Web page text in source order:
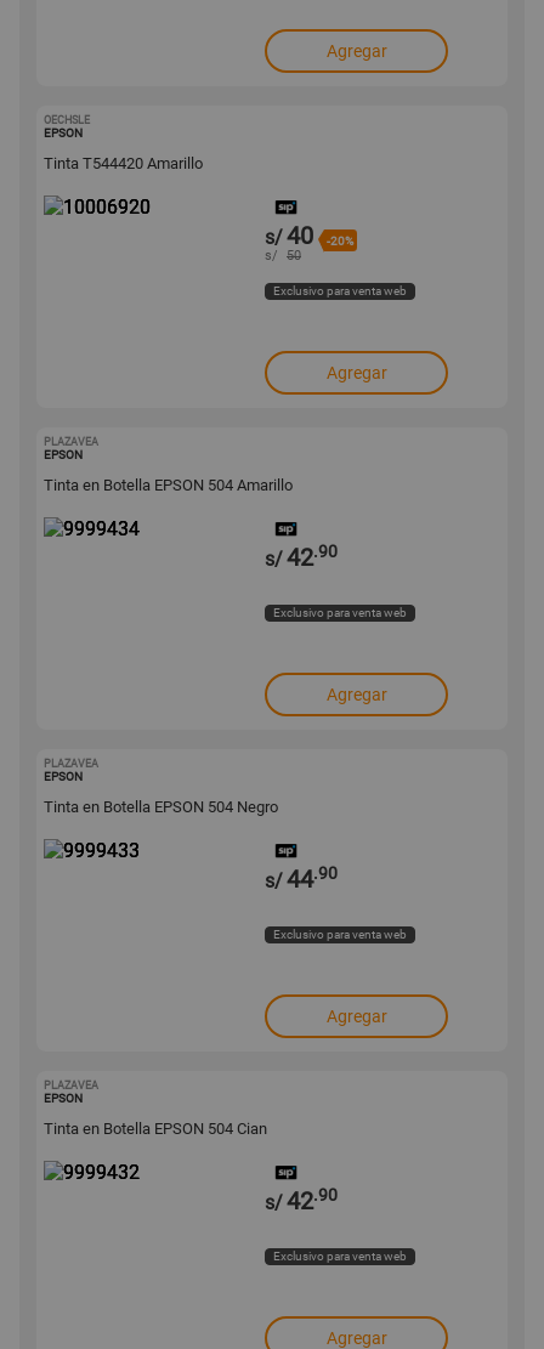
Agregar
OECHSLE
EPSON
Tinta T544420 Amarillo
s/40 -20%
s/ 50
Exclusivo para venta web
Agregar
PLAZAVEA
EPSON
Tinta en Botella EPSON 504 Amarillo
s/42.90
Exclusivo para venta web
Agregar
PLAZAVEA
EPSON
Tinta en Botella EPSON 504 Negro
s/44.90
Exclusivo para venta web
Agregar
PLAZAVEA
EPSON
Tinta en Botella EPSON 504 Cian
s/42.90
Exclusivo para venta web
Agregar